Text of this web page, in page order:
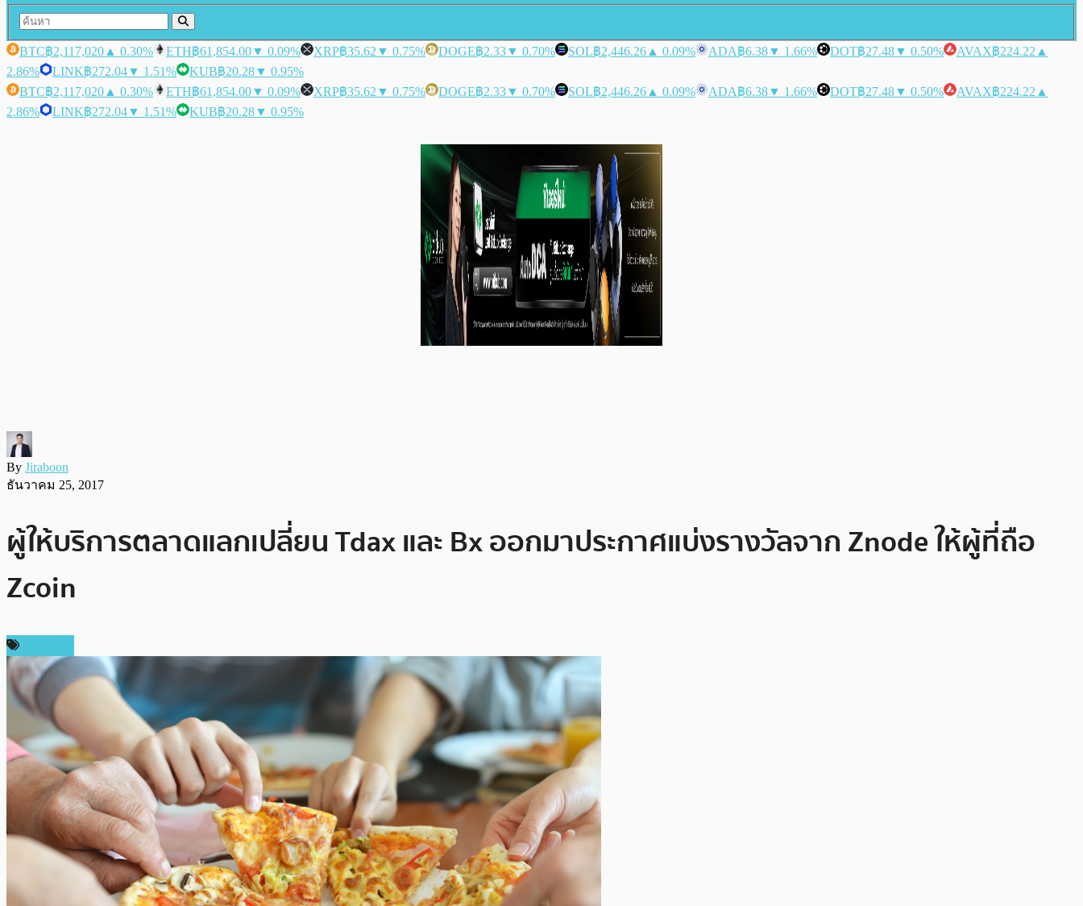
BTC฿2,117,020 ▲ 0.30% ETH฿61,854.00▼ 0.09% XRP฿35.62 ▼ 0.75% DOGE฿2.33▼ 0.70% SOL฿2,446.26 ▲ 0.09% ADA฿6.38▼ 1.66% DOT฿27.48▼ 0.50% AVAX฿224.22 ▲
2.86%
LINK฿272.04▼ 1.51% KUB฿20.28▼ 0.95%
BTC฿2,117,020 ▲ 0.30% ETH฿61,854.00▼ 0.09% XRP฿35.62 ▼ 0.75% DOGE฿2.33▼ 0.70% SOL฿2,446.26 ▲ 0.09% ADA฿6.38▼ 1.66% DOT฿27.48▼ 0.50% AVAX฿224.22 ▲
2.86%
LINK฿272.04▼ 1.51% KUB฿20.28▼ 0.95%
By Jiraboon
ธันวาคม 25, 2017
ผู้ให้บริการตลาดแลกเปลี่ยน Tdax และ Bx ออกมาประกาศแบ่งรางวัลจาก Znode ให้ผู้ที่ถือ
Zcoin